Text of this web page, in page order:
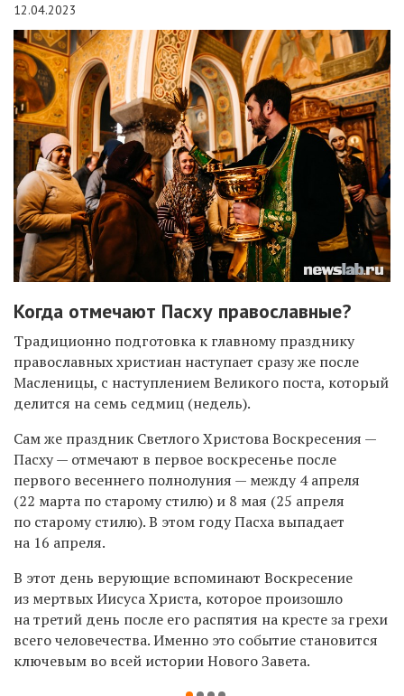
12.04.2023
Когда отмечают Пасху православные?
Традиционно подготовка к главному празднику
православных христиан наступает сразу же после
Масленицы, с наступлением Великого поста, который
делится на семь седмиц (недель).
Сам же праздник Светлого Христова Воскресения —
Пасху — отмечают в первое воскресенье после
первого весеннего полнолуния — между 4 апреля
(22 марта по старому стилю) и 8 мая (25 апреля
по старому стилю). В этом году Пасха выпадает
на 16 апреля.
В этот день верующие вспоминают Воскресение
из мертвых Иисуса Христа, которое произошло
на третий день после его распятия на кресте за грехи
всего человечества. Именно это событие становится
ключевым во всей истории Нового Завета.